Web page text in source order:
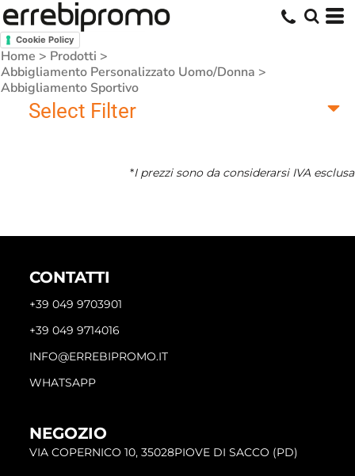
Cookie Policy
Home > Prodotti >
Abbigliamento Personalizzato Uomo/Donna >
Abbigliamento Sportivo
Select Filter
*I prezzi sono da considerarsi IVA esclusa
CONTATTI
+39 049 9703901
+39 049 9714016
INFO@ERREBIPROMO.IT
WHATSAPP
NEGOZIO
VIA COPERNICO 10, 35028PIOVE DI SACCO (PD)